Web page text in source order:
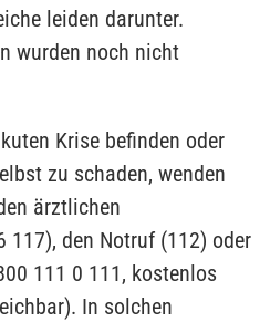
leiden darunter.
wurden noch nicht
Krise befinden oder
zu schaden, wenden
ärztlichen
117), den Notruf (112) oder
111 0 111, kostenlos
In solchen